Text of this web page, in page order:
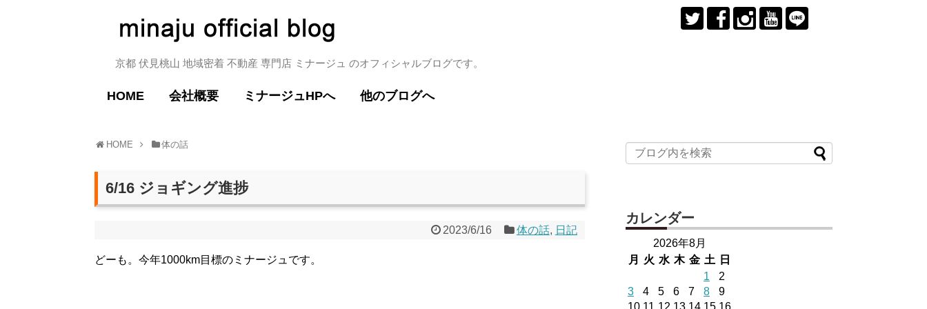
京都 伏見桃山 地域密着 不動産 専門店 ミナージュ のオフィシャルブログです。
HOME 会社概要 ミナージュHPへ 他のブログへ
HOME 体の話
6/16 ジョギング進捗
2023/6/16 体の話, 日記
どーも。今年1000km目標のミナージュです。
カレンダー
2026年8月
月
火 水 木 金 土
日
1
2
3
4 5 6 7 8
9
10 11 12 13 14 15 16